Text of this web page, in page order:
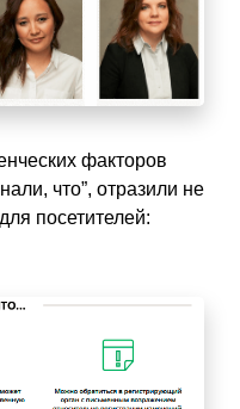
факторов
что”, отразили не
посетителей: